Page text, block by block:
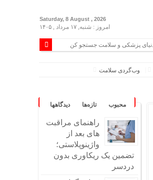
Saturday, 8 August , 2026
امروز : شنبه, ۱۷ مرداد , ۱۴۰۵
وب‌گردی سلامت
محبوب تازه‌ها دیدگاهها
راهنمای مراقبت
های بعد از
واژینوپلاستی؛
تضمین یک ریکاوری بدون
دردسر